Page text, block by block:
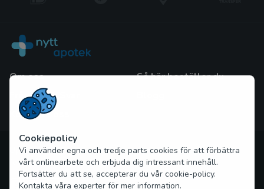
Om oss
Frågor och Svar
Kontakta oss
Så här beställer du
Upphovsrätt © 2026 nytt-apotek.com Alla rättigheter
förbehållna
Cookiepolicy
Vi använder egna och tredje parts cookies för att förbättra
vårt onlinearbete och erbjuda dig intressant innehåll.
Fortsätter du att se, accepterar du vår cookie-policy.
Kontakta våra experter för mer information.